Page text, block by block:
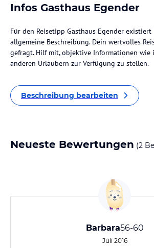
Infos Gasthaus Egender
Für den Reisetipp Gasthaus Egender
allgemeine Beschreibung. Dein wertvolles
gefragt. Hilf mit, objektive Informationen wie
anderen Urlaubern zur Verfügung zu stellen.
Beschreibung bearbeiten
Neueste Bewertungen (2
Barbara56-60
Juli 2016